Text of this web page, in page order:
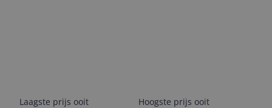
Laagste prijs ooit
Hoogste prijs ooit